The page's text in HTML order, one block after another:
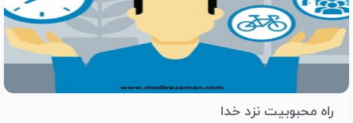
راه محبوبیت نزد خدا